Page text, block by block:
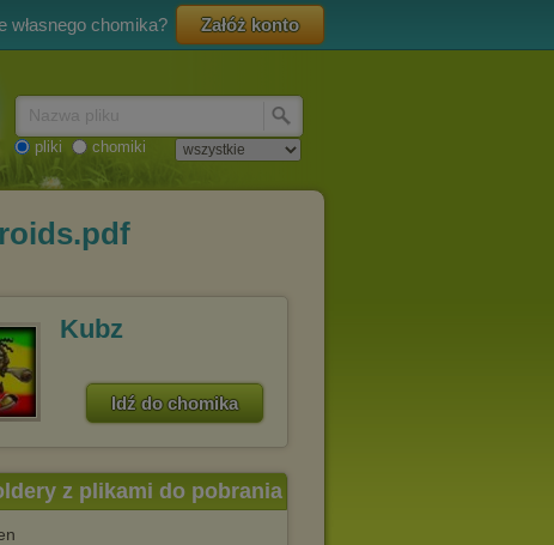
własnego chomika? Załóż konto
pliki chomiki
Kubz
Idź do chomika
z plikami do pobrania